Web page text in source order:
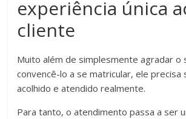
experiência única
cliente
Muito além de simplesmente agradar o
convencê-lo a se matricular, ele precisa
acolhido e atendido realmente.
Para tanto, o atendimento passa a ser